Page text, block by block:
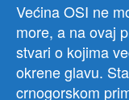
Većina OSI ne
more, a na ovaj
stvari o kojima
okrene glavu.
crnogorskom